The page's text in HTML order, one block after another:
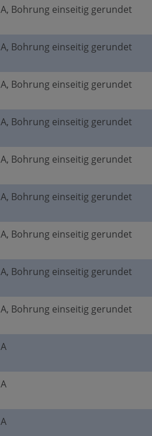
A, Bohrung einseitig gerundet
A, Bohrung einseitig gerundet
A, Bohrung einseitig gerundet
A, Bohrung einseitig gerundet
A, Bohrung einseitig gerundet
A, Bohrung einseitig gerundet
A, Bohrung einseitig gerundet
A, Bohrung einseitig gerundet
A, Bohrung einseitig gerundet
A
A
A